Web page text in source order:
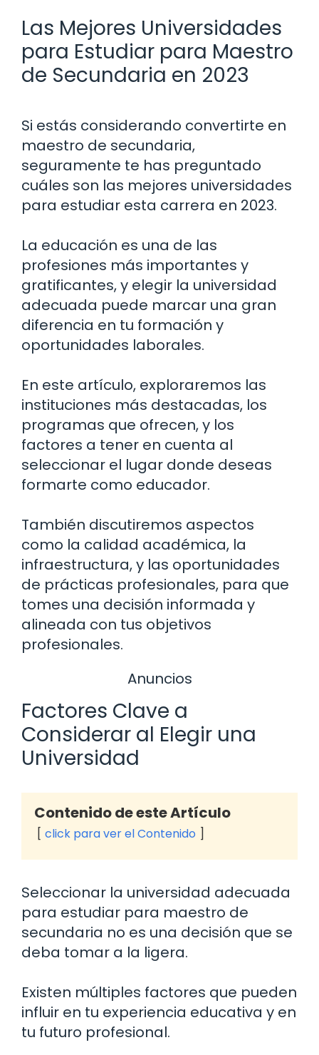
Las Mejores Universidades
para Estudiar para Maestro
de Secundaria en 2023
Si estás considerando convertirte en
maestro de secundaria,
seguramente te has preguntado
cuáles son las mejores universidades
para estudiar esta carrera en 2023.
La educación es una de las
profesiones más importantes y
gratificantes, y elegir la universidad
adecuada puede marcar una gran
diferencia en tu formación y
oportunidades laborales.
En este artículo, exploraremos las
instituciones más destacadas, los
programas que ofrecen, y los
factores a tener en cuenta al
seleccionar el lugar donde deseas
formarte como educador.
También discutiremos aspectos
como la calidad académica, la
infraestructura, y las oportunidades
de prácticas profesionales, para que
tomes una decisión informada y
alineada con tus objetivos
profesionales.
Anuncios
Factores Clave a
Considerar al Elegir una
Universidad
Contenido de este Artículo
click para ver el Contenido
Seleccionar la universidad adecuada
para estudiar para maestro de
secundaria no es una decisión que se
deba tomar a la ligera.
Existen múltiples factores que pueden
influir en tu experiencia educativa y en
tu futuro profesional.